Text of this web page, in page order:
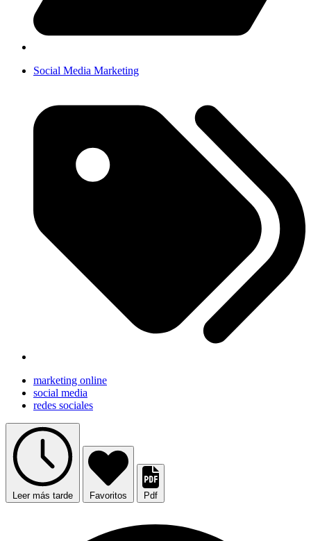
Social Media Marketing
marketing online
social media
redes sociales
Leer más tarde Favoritos Pdf